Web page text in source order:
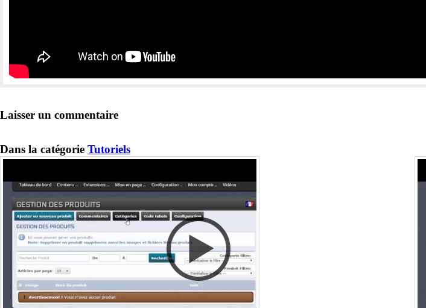
Laisser un commentaire
Dans la catégorie Tutoriels